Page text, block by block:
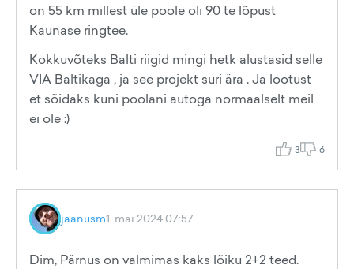
on 55 km millest üle poole oli 90 te lõpust
Kaunase ringtee.
Kokkuvõteks Balti riigid mingi hetk alustasid selle
VIA Baltikaga , ja see projekt suri ära . Ja lootust
et sõidaks kuni poolani autoga normaalselt meil
ei ole :)
3 6
jaanusm1. mai 2024 07:57
Dim, Pärnus on valmimas kaks lõiku 2+2 teed.